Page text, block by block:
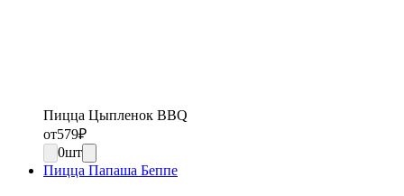
Пицца Цыпленок BBQ
от579₽
0шт
Пицца Папаша Беппе